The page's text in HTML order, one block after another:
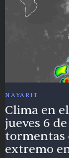
NAYARIT
Clima en
jueves 6
tormentas
extremo